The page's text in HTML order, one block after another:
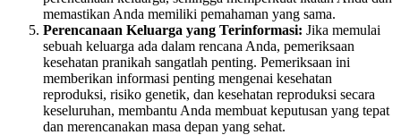
memastikan Anda memiliki pemahaman yang sama.
Perencanaan Keluarga yang Terinformasi: Jika memulai
sebuah keluarga ada dalam rencana Anda, pemeriksaan
kesehatan pranikah sangatlah penting. Pemeriksaan ini
memberikan informasi penting mengenai kesehatan
reproduksi, risiko genetik, dan kesehatan reproduksi secara
keseluruhan, membantu Anda membuat keputusan yang tepat
dan merencanakan masa depan yang sehat.